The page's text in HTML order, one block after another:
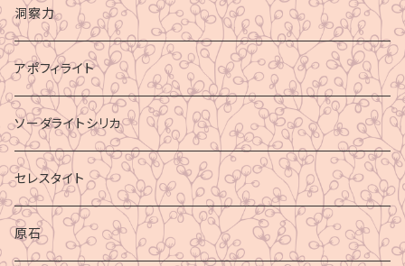
洞察力
アポフィライト
ソーダライトシリカ
セレスタイト
原石